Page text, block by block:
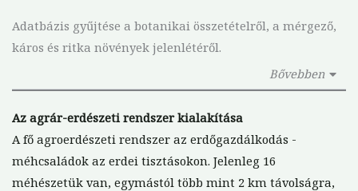
Adatbázis gyűjtése a botanikai összetételről, a mérgező,
káros és ritka növények jelenlétéről.
Bővebben
Az agrár-erdészeti rendszer kialakítása
A fő agroerdészeti rendszer az erdőgazdálkodás -
méhcsaládok az erdei tisztásokon. Jelenleg 16
méhészetük van, egymástól több mint 2 km távolságra,